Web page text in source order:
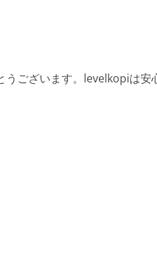
ございます。levelkopiは安